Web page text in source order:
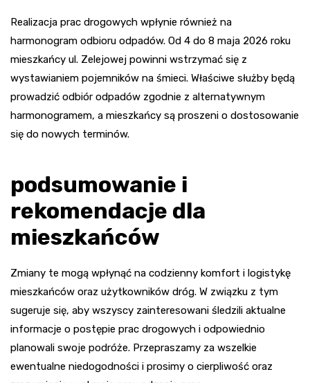
Realizacja prac drogowych wpłynie również na
harmonogram odbioru odpadów. Od 4 do 8 maja 2026 roku
mieszkańcy ul. Zelejowej powinni wstrzymać się z
wystawianiem pojemników na śmieci. Właściwe służby będą
prowadzić odbiór odpadów zgodnie z alternatywnym
harmonogramem, a mieszkańcy są proszeni o dostosowanie
się do nowych terminów.
podsumowanie i
rekomendacje dla
mieszkańców
Zmiany te mogą wpłynąć na codzienny komfort i logistykę
mieszkańców oraz użytkowników dróg. W związku z tym
sugeruje się, aby wszyscy zainteresowani śledzili aktualne
informacje o postępie prac drogowych i odpowiednio
planowali swoje podróże. Przepraszamy za wszelkie
ewentualne niedogodności i prosimy o cierpliwość oraz